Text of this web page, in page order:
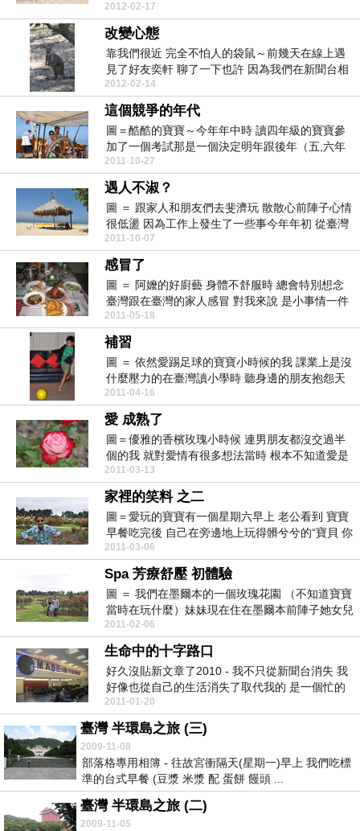
這時候上...
2012-02-17
改變心態
靠我們很近 完全不怕人的袋鼠～前幾天在線上遇
見了好友奕軒 聊了一下也許 因為我們在新聞台相
遇相知的關...
2012-02-14
這個競爭的年代
圖＝酷酷的寶寶～今年年中時 讀四年級的寶寶參
加了一個考試那是一個決定明年跟後年（五,六年
級）能否上資...
2011-10-27
遇人不淑？
圖 ＝ 跟家人和朋友們去斐濟玩 散散心前陣子心情
很低盪 因為工作上發生了一些事今年年初 從臺灣
回到澳...
2011-10-07
感冒了
圖 ＝ 阿嬤的好廚藝 身體不舒服時 總會特別想念
臺灣跟在臺灣的家人感冒 對我來說 是小事情一件
就像東...
2011-05-18
補習
圖 ＝ 依然愛踢足球的寶寶小時候的我 課業上是沒
什麼壓力的在臺灣讀小學時 聽身邊的朋友抱怨天
天要補習...
2011-04-16
愛 成熟了
圖＝優雅的香檳玫瑰小時候 連男朋友都沒交過半
個的我 就對愛情有很多想法當時 根本不知道愛是
什麼 或是...
2011-03-13
家裡的笑料 之二
圖＝愛玩的寶寶有一個星期六早上 老公看到 寶寶
早餐吃完後 自己在旁邊地上玩得髒兮兮的“寶貝 你
要把自...
2011-03-06
Spa 芳療舒壓 初體驗
圖 ＝ 我們在墨爾本的一個玫瑰花園 （不知道寶寶
當時在玩什麼）妹妹現在住在墨爾本前陣子她女兒
ㄧ歲生日...
2011-02-06
生命中的十字路口
好久沒貼新文章了2010 - 我不只從新聞台消失 我
好像也從自己的生活消失了取代我的 是一個忙的
團團...
2011-01-20
臺灣 半環島之旅 (三)
2009-11-08
部落格專用相簿 - 往故宮衝隔天(星期一)早上 我們吃標
準的台式早餐 (豆漿 米漿 配 蛋餅 饅頭 ...
臺灣 半環島之旅 (二)
2009-11-05